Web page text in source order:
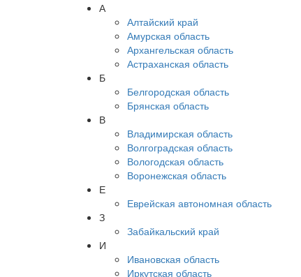
А
Алтайский край
Амурская область
Архангельская область
Астраханская область
Б
Белгородская область
Брянская область
В
Владимирская область
Волгоградская область
Вологодская область
Воронежская область
Е
Еврейская автономная область
З
Забайкальский край
И
Ивановская область
Иркутская область